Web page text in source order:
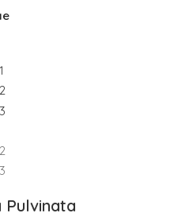
Pulvinata